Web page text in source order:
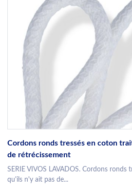
Cordons ronds tressés en coton
de rétrécissement
SERIE VIVOS LAVADOS. Cordons ronds
qu'ils n'y ait pas de...